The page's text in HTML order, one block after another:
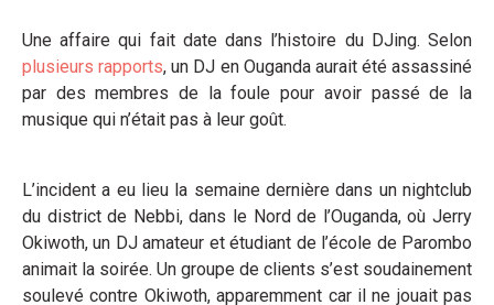
Une affaire qui fait date dans l’histoire du DJing. Selon
plusieurs rapports, un DJ en Ouganda aurait été assassiné
par des membres de la foule pour avoir passé de la
musique qui n’était pas à leur goût.
L’incident a eu lieu la semaine dernière dans un nightclub
du district de Nebbi, dans le Nord de l’Ouganda, où Jerry
Okiwoth, un DJ amateur et étudiant de l’école de Parombo
animait la soirée. Un groupe de clients s’est soudainement
soulevé contre Okiwoth, apparemment car il ne jouait pas